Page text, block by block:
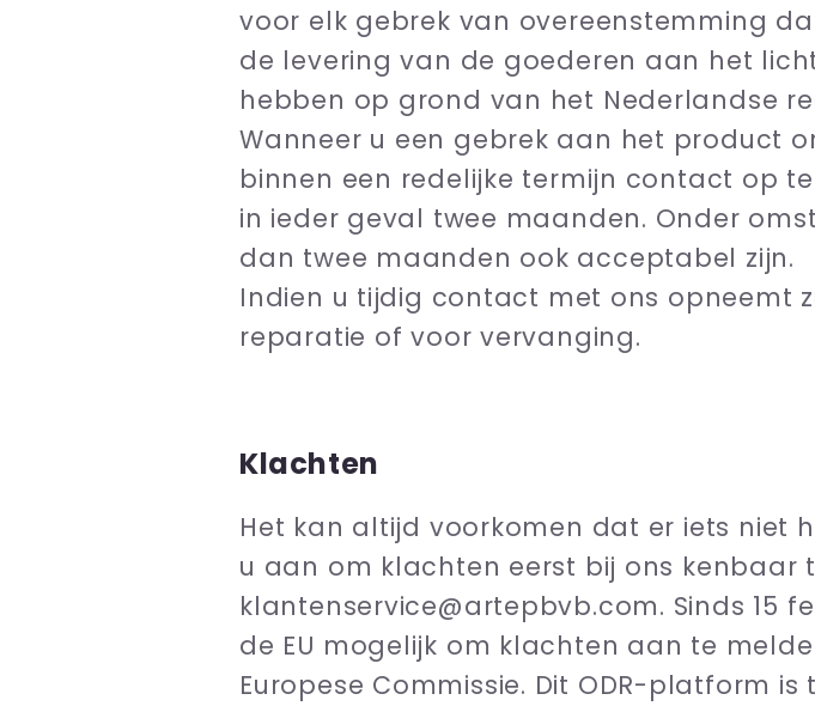
voor elk gebrek van overeenstemming
de levering van de goederen aan het
hebben op grond van het Nederlandse
Wanneer u een gebrek aan het product
binnen een redelijke termijn contact op
in ieder geval twee maanden. Onder
dan twee maanden ook acceptabel zijn.
Indien u tijdig contact met ons opneemt
reparatie of voor vervanging.
Klachten
Het kan altijd voorkomen dat er iets niet
u aan om klachten eerst bij ons
klantenservice@artepbvb.com. Sinds 15
de EU mogelijk om klachten aan te
Europese Commissie. Dit ODR-platform is